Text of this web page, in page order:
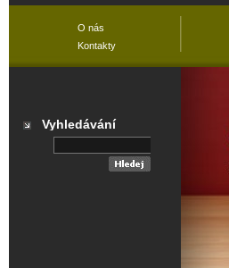
O nás
Kontakty
Vyhledávání